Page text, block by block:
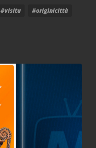
#visita #originicittà